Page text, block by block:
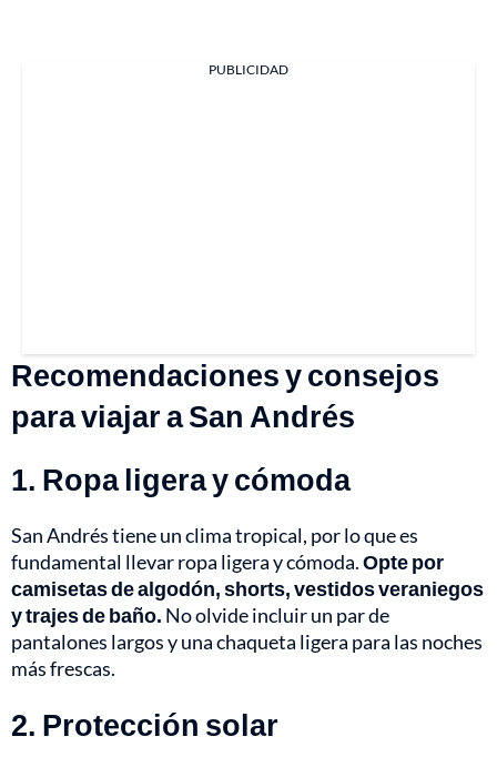
PUBLICIDAD
Recomendaciones y consejos
para viajar a San Andrés
1. Ropa ligera y cómoda
San Andrés tiene un clima tropical, por lo que es
fundamental llevar ropa ligera y cómoda.Opte por
camisetas de algodón, shorts, vestidos veraniegos
y trajes de baño. No olvide incluir un par de
pantalones largos y una chaqueta ligera para las noches
más frescas.
2. Protección solar